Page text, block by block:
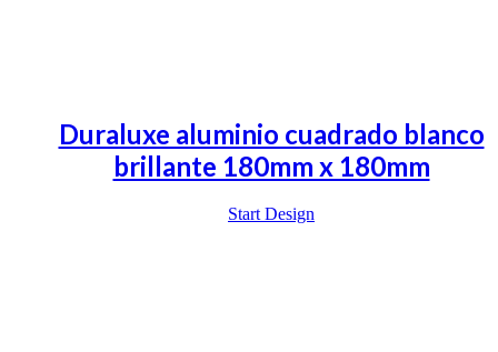
Duraluxe aluminio cuadrado blanco
brillante 180mm x 180mm
Start Design